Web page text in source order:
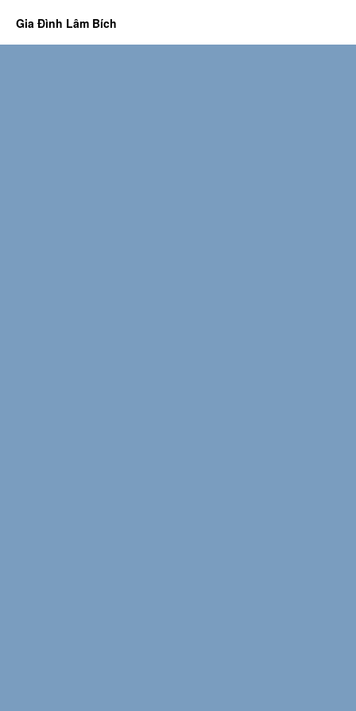
Gia Đình Lâm Bích